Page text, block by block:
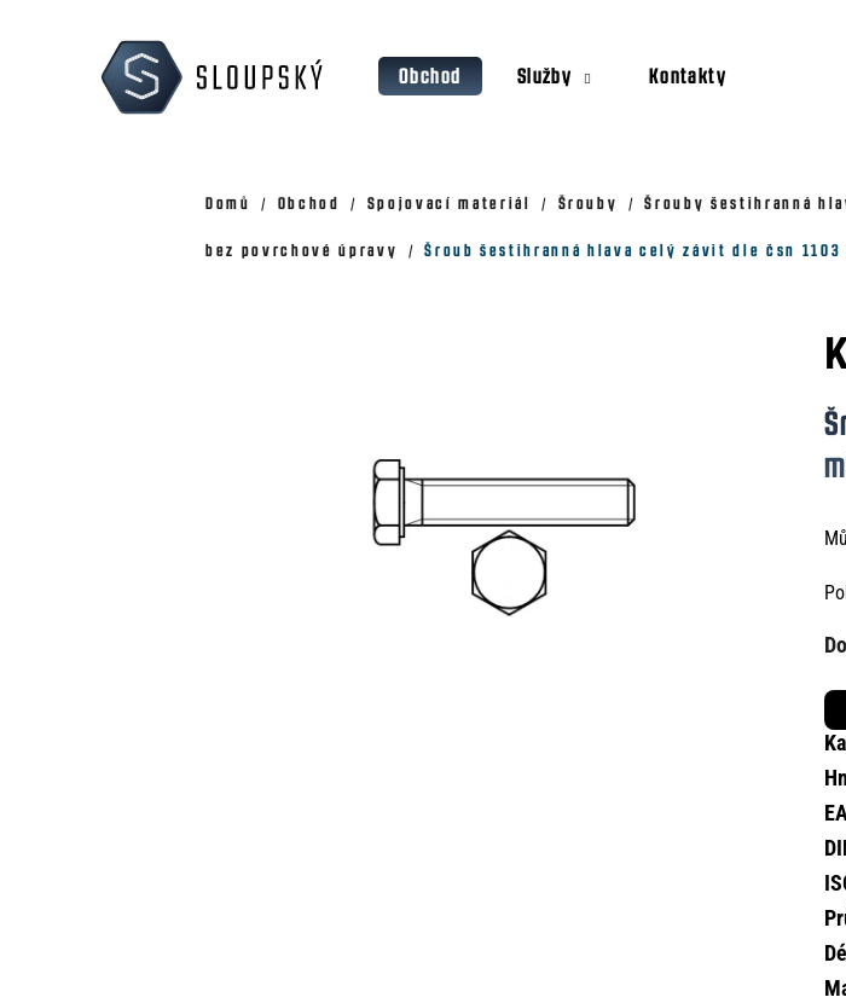
Obchod Služby
Kontakty
Domů Obchod Spojovací materiál Šrouby Šrouby šestihranná
bez povrchové úpravy Šroub šestihranná hlava celý závit dle čsn 1103
Zpět
Zpět
Doporučujeme